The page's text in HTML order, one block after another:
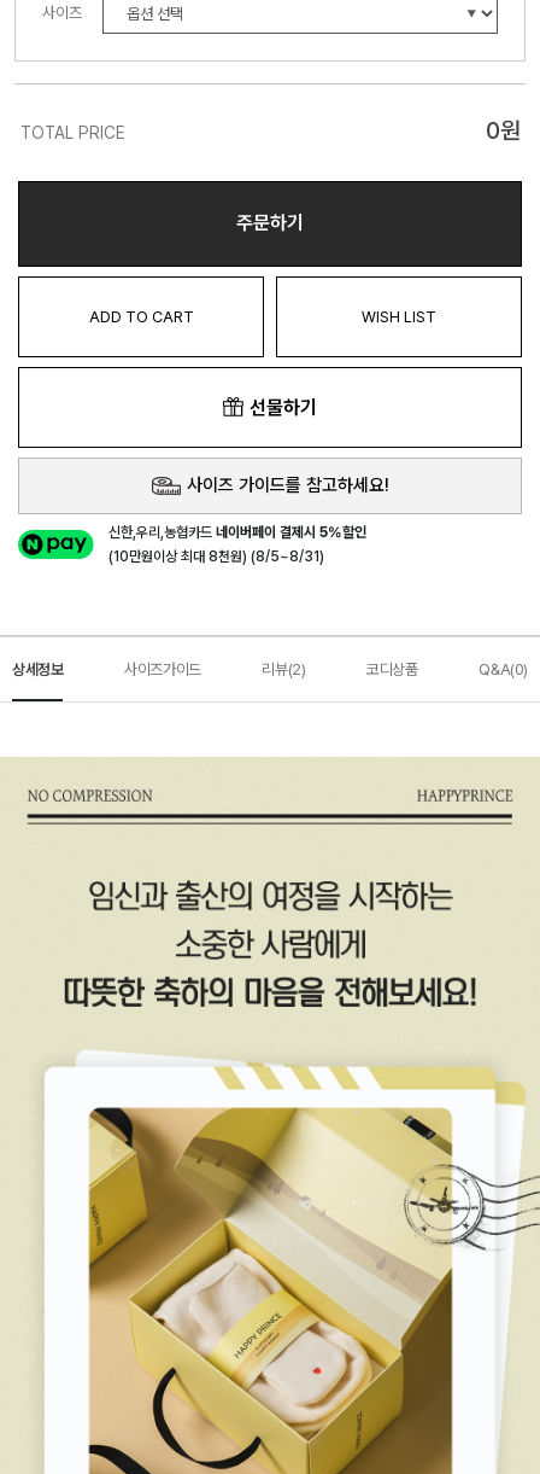
사이즈
TOTAL PRICE 0원
주문하기
ADD TO CART WISH LIST
선물하기
사이즈 가이드를 참고하세요!
신한,우리,농협카드네이버페이 결제시 5%할인
(10만원이상 최대 8천원) (8/5~8/31)
상세정보 사이즈가이드 리뷰(2) 코디상품 Q&A(0)